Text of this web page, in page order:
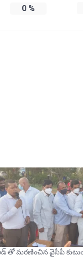
0 %
తో మరణించిన వైసీపీ